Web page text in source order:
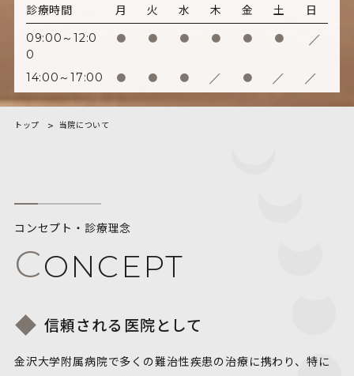
診療時間 月 火 水 木 金 土 日
09:00～12:0
0
● ● ● ● ● ● /
14:00～17:00 ● ● ● / ● / /
トップ 当院について
コンセプト・診療理念
CONCEPT
信頼される医院として
金沢大学附属病院で多くの難治性疾患の治療に携わり、特に